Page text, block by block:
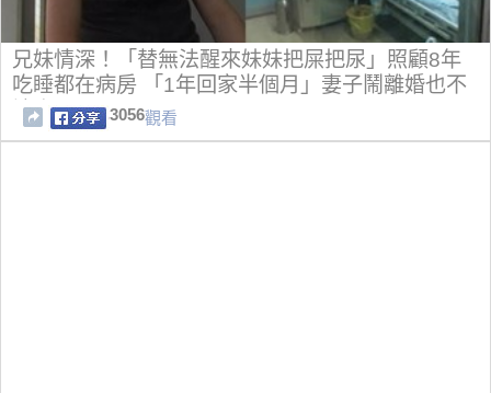
兄妹情深！「替無法醒來妹妹把屎把尿」照顧8年
吃睡都在病房 「1年回家半個月」妻子鬧離婚也不
讓步
3056觀看